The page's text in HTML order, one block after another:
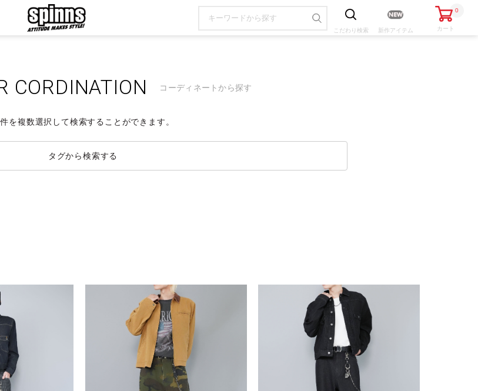
こだわり 検索 新作アイテム
0
カート
CORDINATION コーディネートから探す
を複数選択して検索することができます。
タグから検索する